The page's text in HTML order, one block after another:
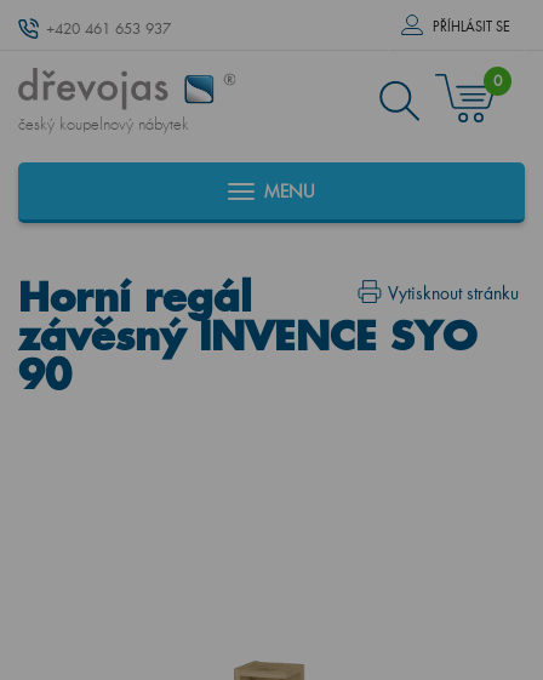
+420 461 653 937 PŘÍHLÁSIT SE
český koupelnový nábytek
0
MENU
Vytisknout stránku
Horní regál
závěsný INVENCE SYO
90